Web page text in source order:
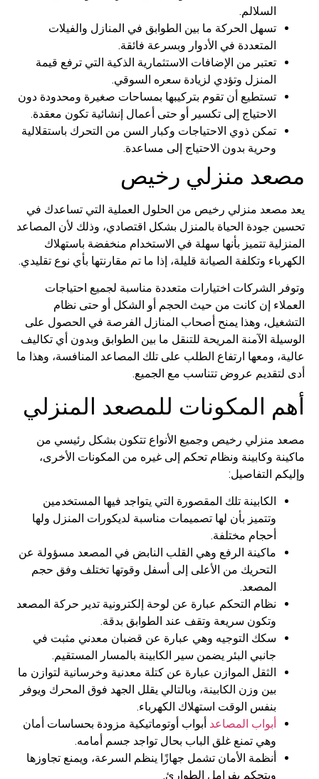
تسهل الحركة ما بين الطوابق في المنازل والفيلات
المتعددة في الأدوار وبسرعة فائقة.
تعتبر من الإضافات الاستثمارية الذكية التي ترفع قيمة
المنزل وتؤدي لزيادة سعره السوقي.
تستطيع أن تقوم بتركيبها بمساحات صغيرة ومحدودة دون
الاحتياج إلى تكسير أو حتى أعمال إنشائية تكون معقدة.
تمكن ذوي الاحتياجات وكبار السن من التحرك باستقلالية
وحرية بدون الاحتياج إلى مساعدة.
منزلي رخيص
منزلي رخيص من الحلول العملية التي تساعدك في
جودة الحياة بالمنزل بشكل اقتصادي، وذلك لأن المصاعد
تتميز بأنها سهلة في الاستخدام منخفضة باستهلاك
وتكلفة الصيانة قليلة، إذا ما تم مقارنتها بأي نوع تقليدي.
الشركات اختيارات متعددة مناسبة لجميع احتياجات
إن كانت من حيث الحجم أو الشكل أو حتى نظام
وهذا يمنح أصحاب المنازل الفرصة في الحصول على
الآمنة المريحة للتنقل ما بين الطوابق وبدون أي تكاليف
ومعها ارتفاع الطلب على تلك المصاعد المنافسة، وهذا ما
عروض تتناسب مع الجميع.
المكونات للمصعد المنزلي
رخيص وجميع الأنواع تتكون بشكل رئيسي من
وكابينة ونظام تحكم إلى غيره من المكونات الأخرى،
التفاصيل:
الكابينة تلك المقصورة التي يتواجد فيها المستخدمين
وتتميز بأن لها تصميمات مناسبة لديكورات المنزل ولها
أحجام مختلفة.
ماكينة الرفع وهي القلب النابض في المصعد مسؤولة عن
التحريك من الأعلى إلى أسفل وقوتها تختلف وفق حجم
نظام التحكم عبارة عن لوحة إلكترونية تدير حركة المصعد
وتكون سريعة وتقف عند الطوابق بدقة.
سكك التوجيه وهي عبارة عن قضبان معدني مثبت في
جانبي البئر يضمن سير الكابينة بالمسار المستقيم.
الثقل الموازن عبارة عن كتلة معدنية وخرسانية لتوازن ما
بين وزن الكابينة، وبالتالي يقلل الجهد فوق المحرك ويوفر
بنفس الوقت استهلاك الكهرباء.
أبواب المصاعد أبواب أوتوماتيكية مزودة بحساسات أمان
وهي تمنع غلق الباب بحال تواجد جسم أمامه.
أنظمة الأمان تشمل جهازًا ينظم السرعة، ويمنع تجاوزها
ويتحكم بفرامل الطوارئ.